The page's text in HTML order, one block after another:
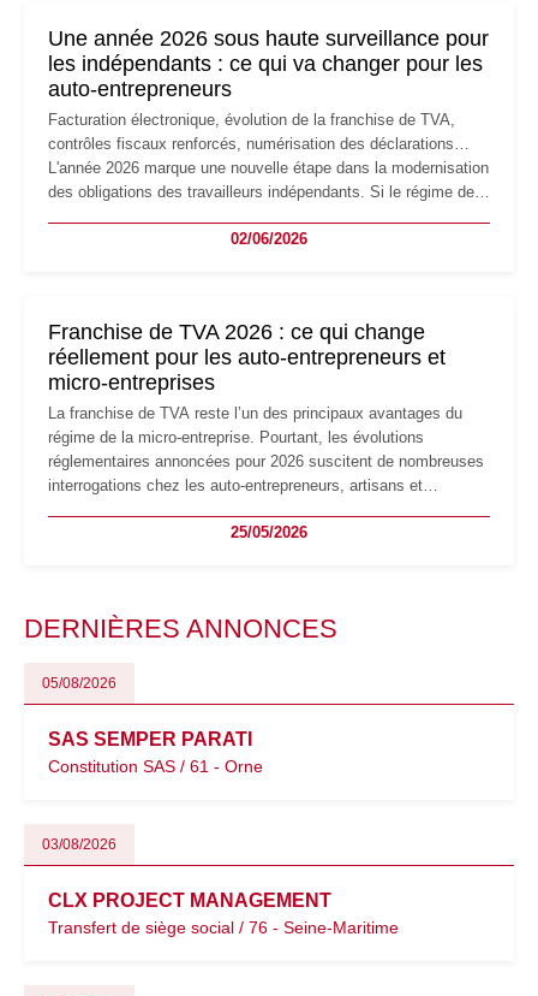
Une année 2026 sous haute surveillance pour
les indépendants : ce qui va changer pour les
auto-entrepreneurs
Facturation électronique, évolution de la franchise de TVA,
contrôles fiscaux renforcés, numérisation des déclarations…
L'année 2026 marque une nouvelle étape dans la modernisation
des obligations des travailleurs indépendants. Si le régime de
les auto-entrepreneurs devront s'adapter à un environnement
02/06/2026
Franchise de TVA 2026 : ce qui change
réellement pour les auto-entrepreneurs et
micro-entreprises
La franchise de TVA reste l’un des principaux avantages du
régime de la micro-entreprise. Pourtant, les évolutions
réglementaires annoncées pour 2026 suscitent de nombreuses
interrogations chez les auto-entrepreneurs, artisans et
facturation ou risque de bascule vers la TVA : les règles
25/05/2026
DERNIÈRES ANNONCES
05/08/2026
SAS SEMPER PARATI
Constitution SAS / 61 - Orne
03/08/2026
CLX PROJECT MANAGEMENT
Transfert de siège social / 76 - Seine-Maritime